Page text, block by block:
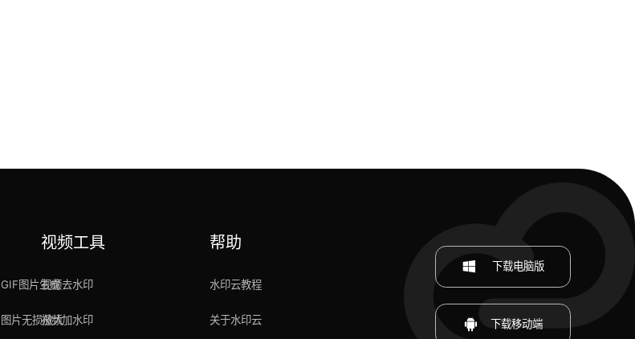
GIF图片生成
图片无损放大
视频工具
视频去水印
视频加水印
帮助
水印云教程
关于水印云
下载电脑版
下载移动端